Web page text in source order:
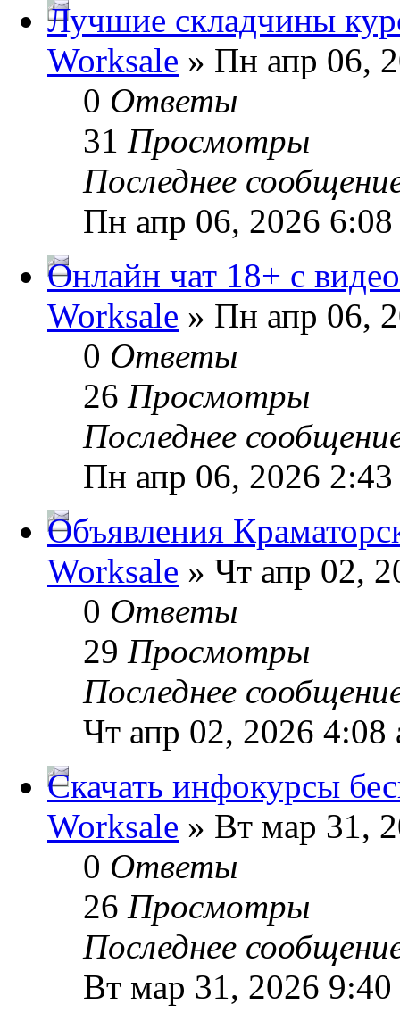
Лучшие складчины
Worksale » Пн апр 06,
0 Ответы
31 Просмотры
Последнее
Пн апр 06, 2026
Онлайн чат 18+ с
Worksale » Пн апр 06,
0 Ответы
26 Просмотры
Последнее
Пн апр 06, 2026
Объявления
Worksale » Чт апр 02,
0 Ответы
29 Просмотры
Последнее
Чт апр 02, 2026 4:08
Скачать инфокурсы
Worksale » Вт мар 31,
0 Ответы
26 Просмотры
Последнее
Вт мар 31, 2026 9:40